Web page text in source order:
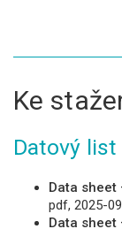
Ke
Datový list
Data sheet
pdf, 2025-
Data sheet